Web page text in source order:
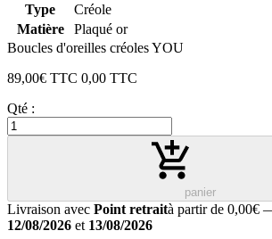
Type
Créole
Matière
Plaqué or
Boucles d'oreilles créoles YOU
89,00€ TTC 0,00 TTC
Qté :
panier
Livraison avec Point retraità partir de 0,00€
12/08/2026 et 13/08/2026